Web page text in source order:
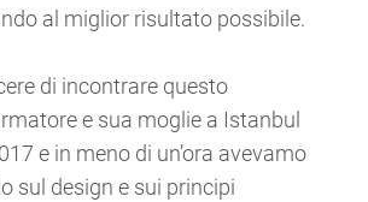
al miglior risultato possibile.
di incontrare questo
e sua moglie a Istanbul
e in meno di un’ora avevamo
sul design e sui principi